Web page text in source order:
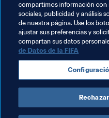
Temas
Organización
Copa Mundial Femenina
Australia AFC
compartimos información con
sociales, publicidad y análisis
de nuestra página. Use los
ajustar sus preferencias y
compartan sus datos
de Datos de la FIFA